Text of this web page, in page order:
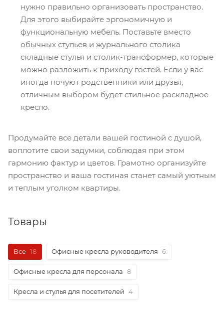
нужно правильно организовать пространство.
Для этого выбирайте эргономичную и
функциональную мебель. Поставьте вместо
обычных стульев и журнального столика
складные стулья и столик-трансформер, которые
можно разложить к приходу гостей. Если у вас
иногда ночуют родственники или друзья,
отличным выбором будет стильное раскладное
кресло.
Продумайте все детали вашей гостиной с душой,
воплотите свои задумки, соблюдая при этом
гармонию фактур и цветов. Грамотно организуйте
пространство и ваша гостиная станет самый уютным
и теплым уголком квартиры.
Товары
Все 18 Офисные кресла руководителя 6
Офисные кресла для персонала 8
Кресла и стулья для посетителей 4